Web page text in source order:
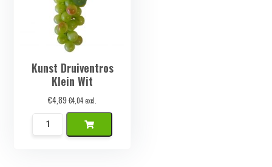
Kunst Druiventros
Klein Wit
€4,89€4,04excl.
Kunst
Druiventros